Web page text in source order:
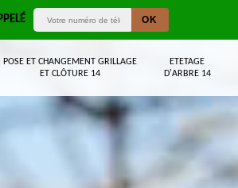
POSE ET CHANGEMENT GRILLAGE
ET CLÔTURE 14
ETETAGE
D'ARBRE 14